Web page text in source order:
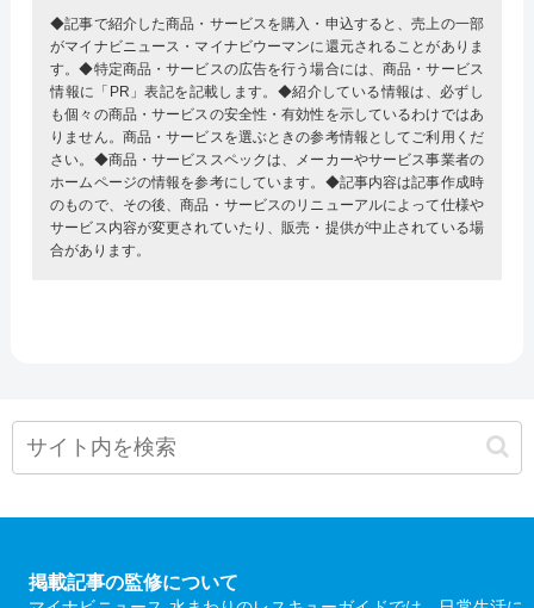
◆記事で紹介した商品・サービスを購入・申込すると、売上の一部
がマイナビニュース・マイナビウーマンに還元されることがありま
す。◆特定商品・サービスの広告を行う場合には、商品・サービス
情報に「PR」表記を記載します。◆紹介している情報は、必ずし
も個々の商品・サービスの安全性・有効性を示しているわけではあ
りません。商品・サービスを選ぶときの参考情報としてご利用くだ
さい。◆商品・サービススペックは、メーカーやサービス事業者の
ホームページの情報を参考にしています。◆記事内容は記事作成時
のもので、その後、商品・サービスのリニューアルによって仕様や
サービス内容が変更されていたり、販売・提供が中止されている場
合があります。
掲載記事の監修について